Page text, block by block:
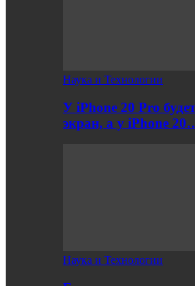
Наука и Технологии
У iPhone 20 Pro
экран, а у iPhone
Наука и Технологии